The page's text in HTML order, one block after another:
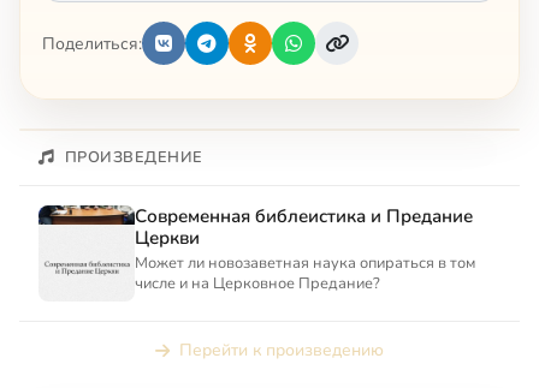
Поделиться:
ПРОИЗВЕДЕНИЕ
Современная библеистика и Предание
Церкви
Может ли новозаветная наука опираться в том
числе и на Церковное Предание?
Перейти к произведению